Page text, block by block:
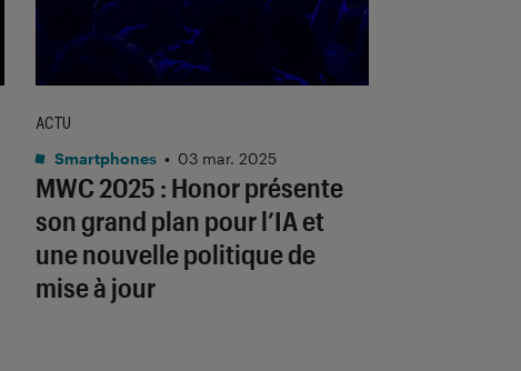
MWC 2025 : Honor présente
son grand plan pour l’IA et
une nouvelle politique de
mise à jour
ACTU
Smartphones • 03 mar. 2025